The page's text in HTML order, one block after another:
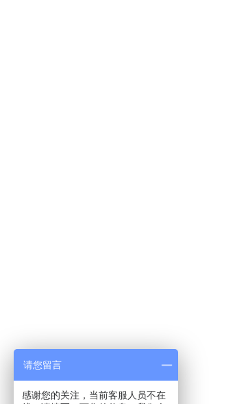
请您留言
感谢您的关注，当前客服人员不在